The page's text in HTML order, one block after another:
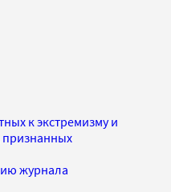
к экстремизму и
признанных
журнала